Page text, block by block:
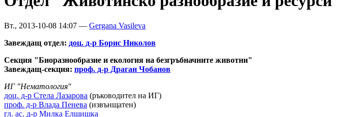
Вт., 2013-10-08 14:07 — Gergana Vasileva
Завеждащ отдел: доц. д-р Борис Николов
Секция "Биоразнообразие и екология на безгръбначните животни"
Завеждащ-секция: проф. д-р Драган Чобанов
ИГ "Нематология"
доц. д-р Стела Лазарова (ръководител на ИГ)
проф. д-р Влада Пенева (извънщатен)
гл. ас. д-р Милка Елшишка